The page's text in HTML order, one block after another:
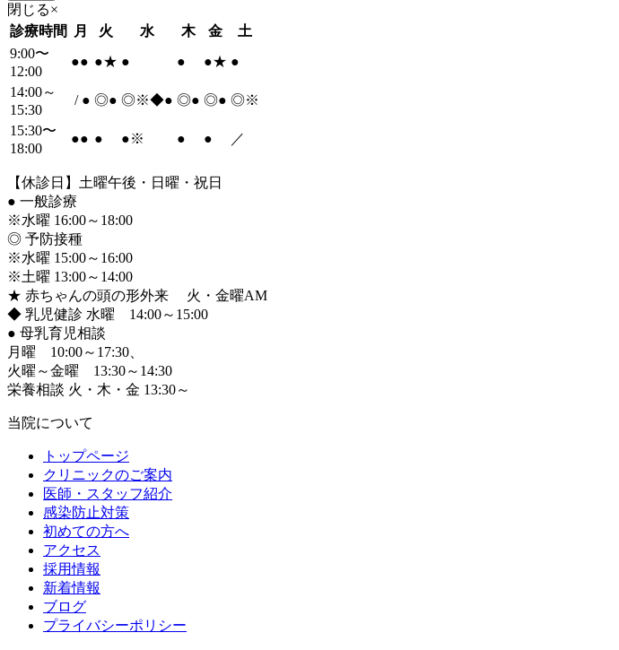
閉じる×
診療時間
月 火 水 木 金
土
9:00〜
12:00
●● ●★ ● ● ●★ ●
14:00～
15:30
/ ● ◎● ◎※◆● ◎● ◎● ◎※
15:30〜
18:00
●● ● ●※ ● ● ／
【休診日】土曜午後・日曜・祝日
● 一般診療
※水曜 16:00～18:00
◎ 予防接種
※水曜 15:00～16:00
※土曜 13:00～14:00
★ 赤ちゃんの頭の形外来 火・金曜AM
◆ 乳児健診 水曜 14:00～15:00
● 母乳育児相談
月曜 10:00～17:30、
火曜～金曜 13:30～14:30
栄養相談 火・木・金 13:30～
当院について
トップページ
クリニックのご案内
医師・スタッフ紹介
感染防止対策
初めての方へ
アクセス
採用情報
新着情報
ブログ
プライバシーポリシー